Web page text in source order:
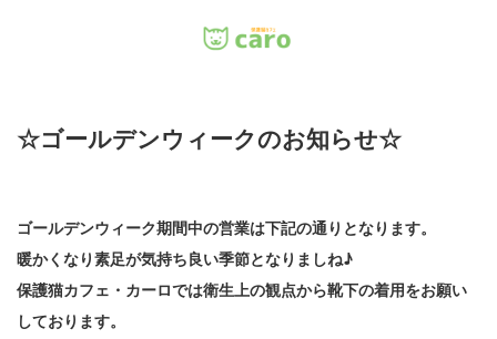
☆ゴールデンウィークのお知らせ☆
ゴールデンウィーク期間中の営業は下記の通りとなります。
暖かくなり素足が気持ち良い季節となりましね♪
保護猫カフェ・カーロでは衛生上の観点から靴下の着用をお願い
しております。
里親について
店舗情報